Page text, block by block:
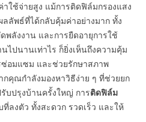
าใช้จ่ายสูง แม้การติดฟิล์มกรองแสง
ลัพธ์ที่ได้กลับคุ้มค่าอย่างมาก ทั้ง
ลังงาน และการยืดอายุการใช้
ไปนานเท่าไร ก็ยิ่งเห็นถึงความคุ้ม
อมแซม และช่วยรักษาสภาพ
กคุณกำลังมองหาวิธีง่าย ๆ ที่ช่วยยก
บปรุงบ้านครั้งใหญ่ การติดฟิล์ม
ที่ลงตัว ทั้งสะดวก รวดเร็ว และให้